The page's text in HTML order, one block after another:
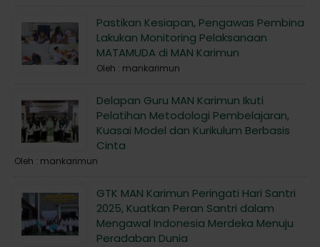
Pastikan Kesiapan, Pengawas Pembina
Lakukan Monitoring Pelaksanaan
MATAMUDA di MAN Karimun
Oleh : mankarimun
Delapan Guru MAN Karimun Ikuti
Pelatihan Metodologi Pembelajaran,
Kuasai Model dan Kurikulum Berbasis
Cinta
Oleh : mankarimun
GTK MAN Karimun Peringati Hari Santri
2025, Kuatkan Peran Santri dalam
Mengawal Indonesia Merdeka Menuju
Peradaban Dunia